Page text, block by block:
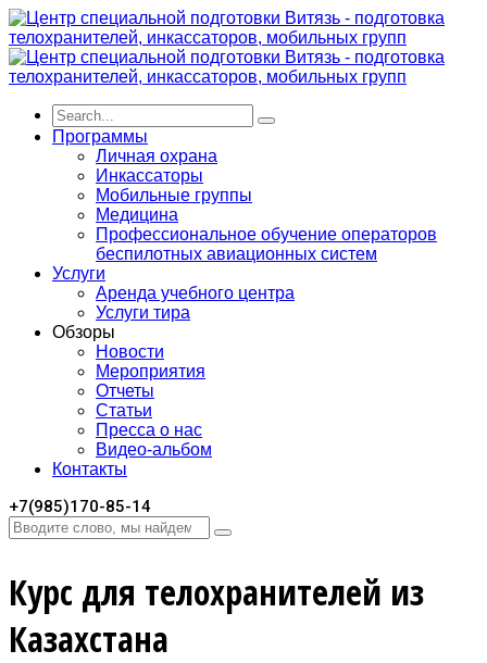
Программы
Личная охрана
Инкассаторы
Мобильные группы
Медицина
Профессиональное обучение операторов
беспилотных авиационных систем
Услуги
Аренда учебного центра
Услуги тира
Обзоры
Новости
Мероприятия
Отчеты
Статьи
Пресса о нас
Видео-альбом
Контакты
+7(985)170-85-14
Курс для телохранителей из
Казахстана